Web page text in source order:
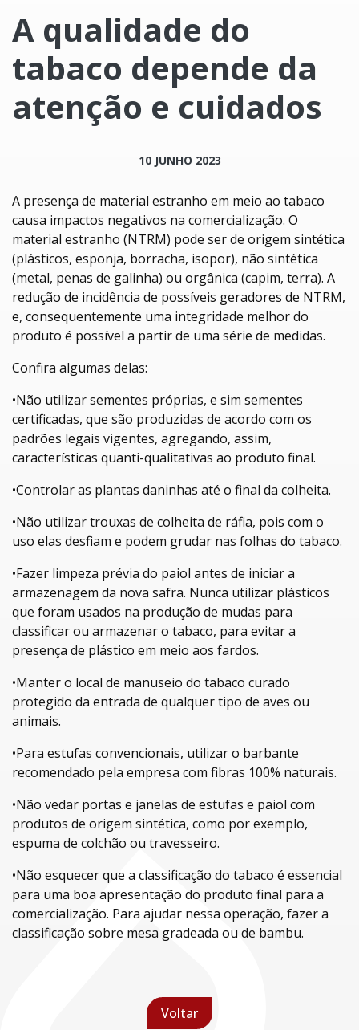
A qualidade do
tabaco depende da
atenção e cuidados
10 JUNHO 2023
A presença de material estranho em meio ao tabaco
causa impactos negativos na comercialização. O
material estranho (NTRM) pode ser de origem sintética
(plásticos, esponja, borracha, isopor), não sintética
(metal, penas de galinha) ou orgânica (capim, terra). A
redução de incidência de possíveis geradores de NTRM,
e, consequentemente uma integridade melhor do
produto é possível a partir de uma série de medidas.
Confira algumas delas:
•Não utilizar sementes próprias, e sim sementes
certificadas, que são produzidas de acordo com os
padrões legais vigentes, agregando, assim,
características quanti-qualitativas ao produto final.
•Controlar as plantas daninhas até o final da colheita.
•Não utilizar trouxas de colheita de ráfia, pois com o
uso elas desfiam e podem grudar nas folhas do tabaco.
•Fazer limpeza prévia do paiol antes de iniciar a
armazenagem da nova safra. Nunca utilizar plásticos
que foram usados na produção de mudas para
classificar ou armazenar o tabaco, para evitar a
presença de plástico em meio aos fardos.
•Manter o local de manuseio do tabaco curado
protegido da entrada de qualquer tipo de aves ou
animais.
•Para estufas convencionais, utilizar o barbante
recomendado pela empresa com fibras 100% naturais.
•Não vedar portas e janelas de estufas e paiol com
produtos de origem sintética, como por exemplo,
espuma de colchão ou travesseiro.
•Não esquecer que a classificação do tabaco é essencial
para uma boa apresentação do produto final para a
comercialização. Para ajudar nessa operação, fazer a
classificação sobre mesa gradeada ou de bambu.
Voltar